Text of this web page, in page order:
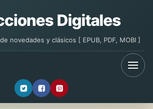
Digitales
novedades y clásicos [ EPUB, PDF, MOBI ]